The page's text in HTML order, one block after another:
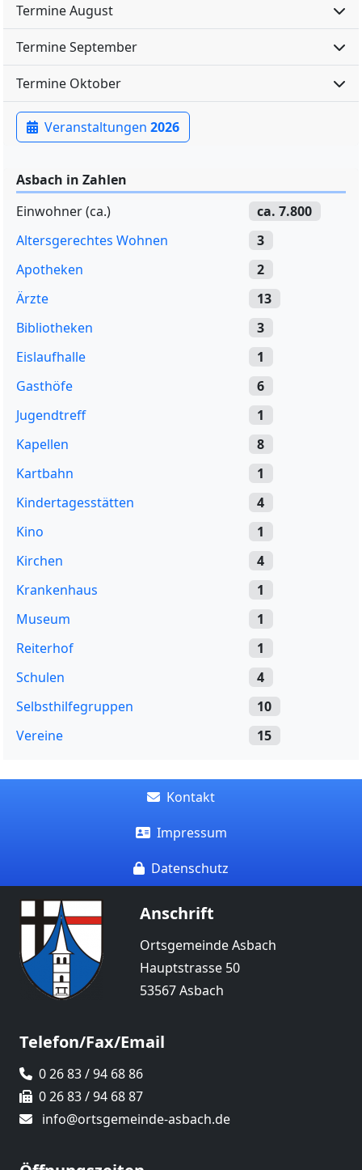
Termine August
Termine September
Termine Oktober
Veranstaltungen 2026
Asbach in Zahlen
Einwohner (ca.)
ca. 7.800
Altersgerechtes Wohnen
3
Apotheken
2
Ärzte
13
Bibliotheken
3
Eislaufhalle
1
Gasthöfe
6
Jugendtreff
1
Kapellen
8
Kartbahn
1
Kindertagesstätten
4
Kino
1
Kirchen
4
Krankenhaus
1
Museum
1
Reiterhof
1
Schulen
4
Selbsthilfegruppen
10
Vereine
15
Kontakt
Impressum
Datenschutz
Anschrift
Ortsgemeinde Asbach
Hauptstrasse 50
53567 Asbach
Telefon/Fax/Email
0 26 83 / 94 68 86
0 26 83 / 94 68 87
info@ortsgemeinde-asbach.de